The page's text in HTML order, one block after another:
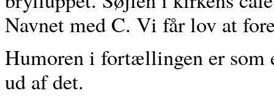
Navnet med C. Vi får lov at
Humoren i fortællingen er som
ud af det.